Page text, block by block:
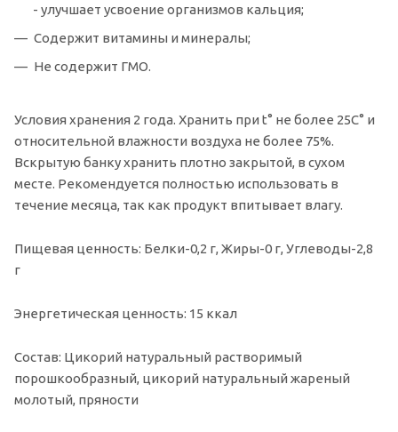
- улучшает усвоение организмов кальция;
Содержит витамины и минералы;
Не содержит ГМО.
Условия хранения 2 года. Хранить при t° не более 25С° и
относительной влажности воздуха не более 75%.
Вскрытую банку хранить плотно закрытой, в сухом
месте. Рекомендуется полностью использовать в
течение месяца, так как продукт впитывает влагу.
Пищевая ценность: Белки-0,2 г, Жиры-0 г, Углеводы-2,8
г
Энергетическая ценность: 15 ккал
Состав: Цикорий натуральный растворимый
порошкообразный, цикорий натуральный жареный
молотый, пряности